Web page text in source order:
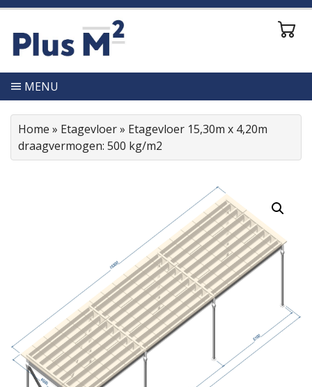
MENU
Home » Etagevloer» Etagevloer 15,30m x 4,20m
draagvermogen: 500 kg/m2